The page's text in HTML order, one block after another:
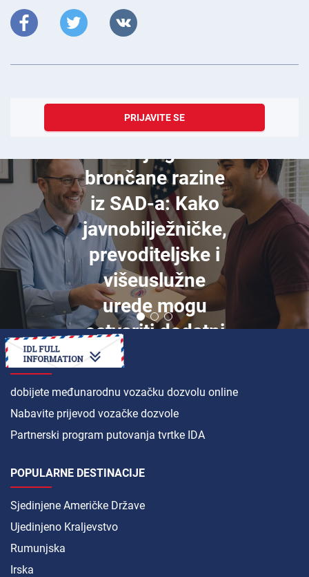
PRIJAVITE SE
prosinac 07, 2025
brončane razine
iz SAD-a: Kako
javnobilježničke,
prevoditeljske i
višeuslužne
urede mogu
ostvariti dodatni
KAKO DA
dobijete međunarodnu vozačku dozvolu online
Nabavite prijevod vozačke dozvole
Partnerski program putovanja tvrtke IDA
POPULARNE DESTINACIJE
Sjedinjene Američke Države
Ujedinjeno Kraljevstvo
Rumunjska
Irska